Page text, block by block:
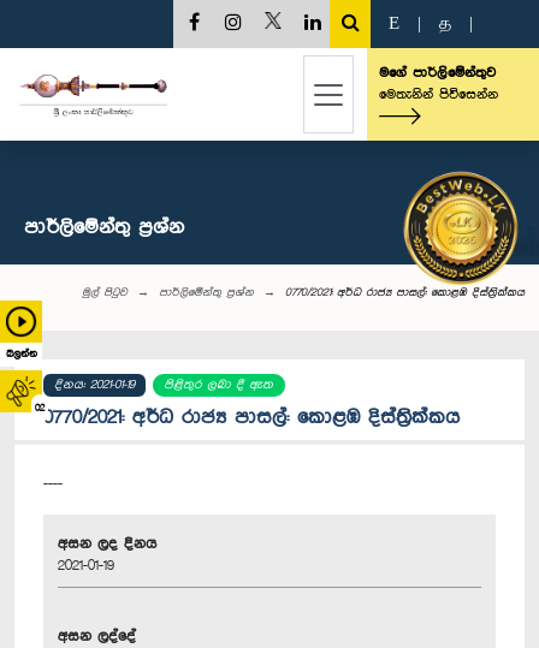
බලන්න
02
E த
මගේ පාර්ලිමේන්තුව
මෙතැනින් පිවිසෙන්න
පාර්ලි‌මේන්තු‌ ප්‍රශ්න
මුල් පිටුව පාර්ලි‌මේන්තු‌ ප්‍රශ්න 0770/2021: අර්ධ රාජ්‍ය පාසල්: කොළඹ දිස්ත්‍රික්කය
දිනය: 2021-01-19 පිළිතුර ලබා දී ඇත
0770/2021: අර්ධ රාජ්‍ය පාසල්: කොළඹ දිස්ත්‍රික්කය
----
අසන ලද දිනය
2021-01-19
අසන ලද්දේ